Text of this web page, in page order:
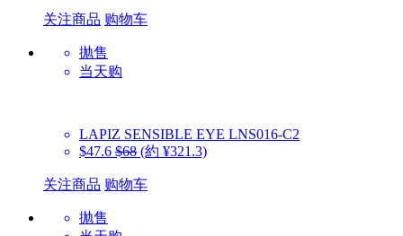
关注商品 购物车
抛售
当天购
LAPIZ SENSIBLE EYE LNS016-C2
$47.6 $68 (約 ¥321.3)
关注商品 购物车
抛售